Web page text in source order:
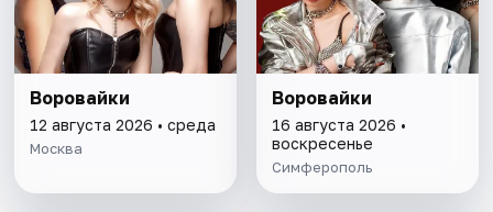
Воровайки
12 августа 2026 • среда
Москва
Воровайки
16 августа 2026 •
воскресенье
Симферополь